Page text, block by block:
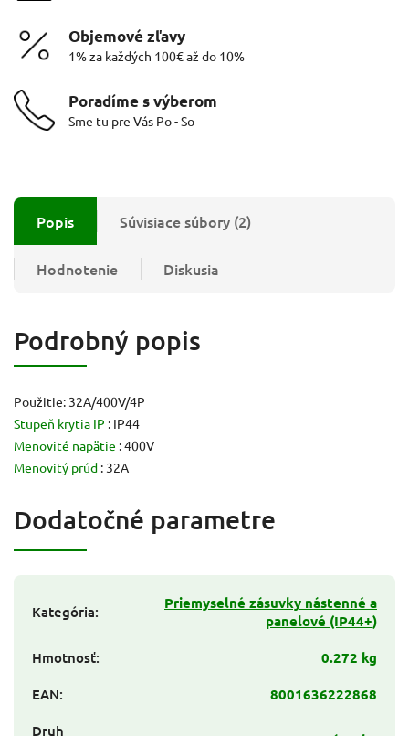
Objemové zľavy
1% za každých 100€ až do 10%
Poradíme s výberom
Sme tu pre Vás Po - So
Popis Súvisiace súbory (2)
Hodnotenie Diskusia
Podrobný popis
Použitie: 32A/400V/4P
Stupeň krytia IP : IP44
Menovité napätie : 400V
Menovitý prúd : 32A
Dodatočné parametre
Kategória:
Priemyselné zásuvky nástenné a
panelové (IP44+)
Hmotnosť:
0.272 kg
EAN:
8001636222868
Druh